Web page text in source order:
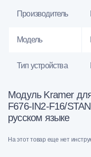
Производитель
Модель
Тип устройства
Модуль Kramer
F676-IN2-F16/
русском языке
На этот товар еще нет